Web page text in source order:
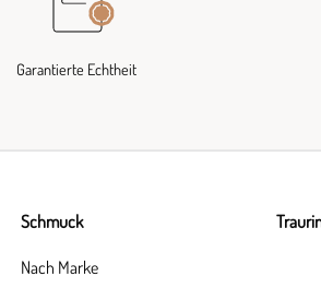
Garantierte Echtheit
Schmuck
Nach Marke